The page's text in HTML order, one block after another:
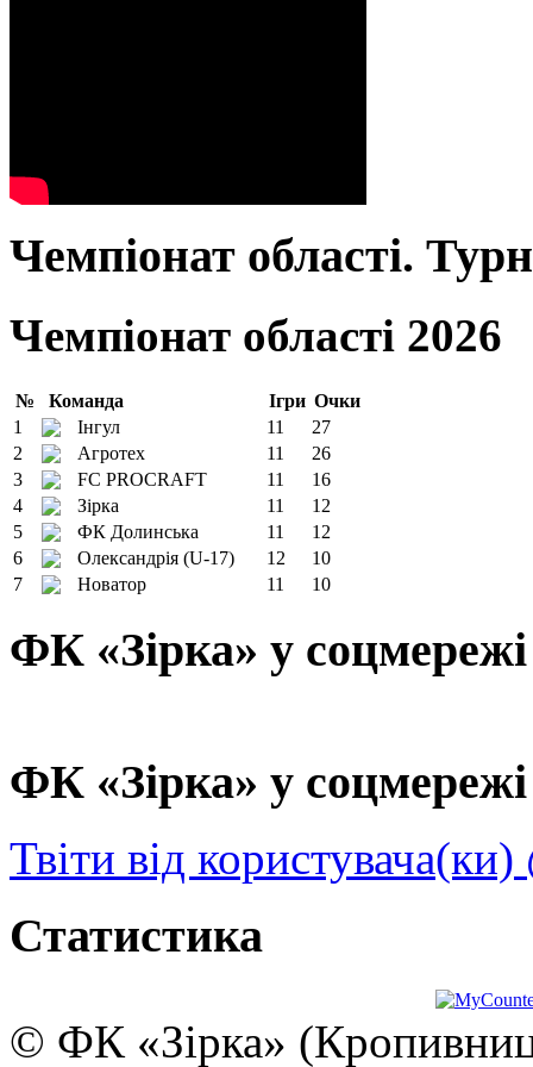
Чемпіонат області.
Чемпіонат області 2026
№ Команда Ігри Очки
1
Інгул 11
27
2
Агротех 11
26
3
FC PROCRAFT 11
16
4
Зірка 11
12
5
ФК Долинська 11
12
6
Олександрія (U-17) 12
10
7
Новатор 11 10
ФК «Зірка» у
ФК «Зірка» у
Твіти від
Статистика
© ФК «Зірка»